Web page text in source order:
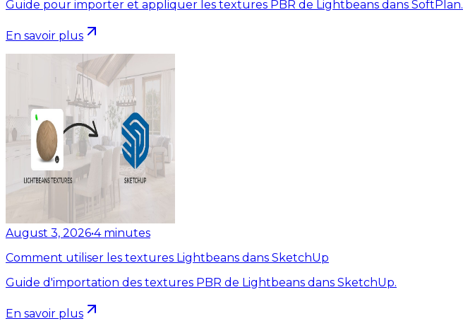
Guide pour importer et appliquer les textures PBR de Lightbeans dans SoftPlan.
En savoir plus
August 3, 2026•4 minutes
Comment utiliser les textures Lightbeans dans SketchUp
Guide d'importation des textures PBR de Lightbeans dans SketchUp.
En savoir plus